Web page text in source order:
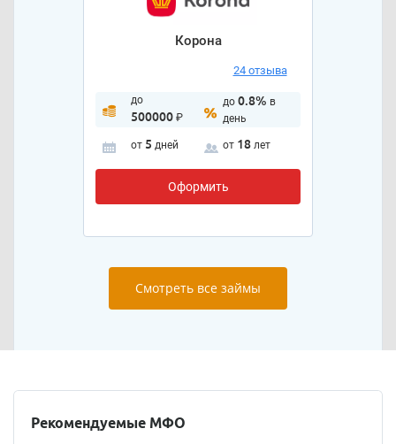
Корона
24 отзыва
до
500000₽
до 0.8% в
день
от 5 дней от 18 лет
Оформить
Смотреть все займы
Рекомендуемые МФО